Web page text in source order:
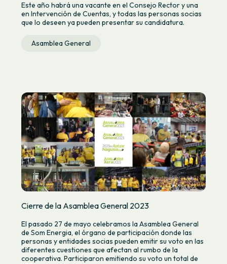
Este año habrá una vacante en el Consejo Rector y una
en Intervención de Cuentas, y todas las personas socias
que lo deseen ya pueden presentar su candidatura.
Asamblea General
Cierre de la Asamblea General 2023
El pasado 27 de mayo celebramos la Asamblea General
de Som Energia, el órgano de participación donde las
personas y entidades socias pueden emitir su voto en las
diferentes cuestiones que afectan al rumbo de la
cooperativa. Participaron emitiendo su voto un total de